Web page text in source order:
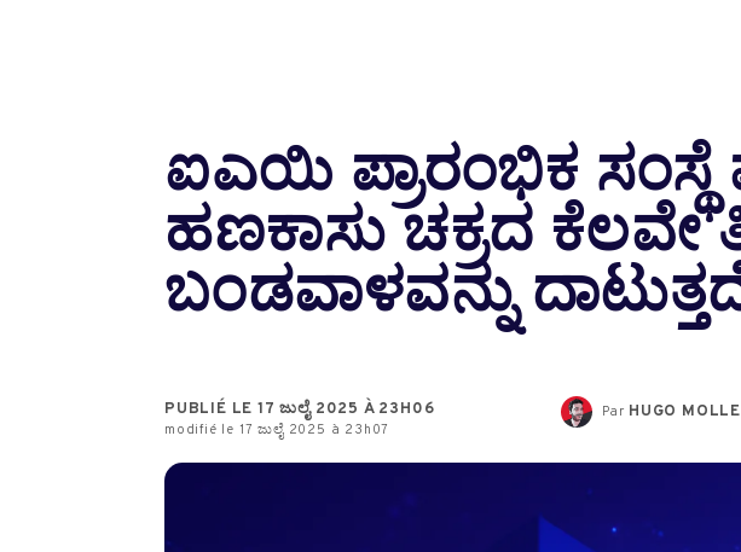
ಐಎಯಿ ಪ್ರಾರಂಭಿಕ
ಹಣಕಾಸು ಚಕ್ರದ ಕೆಲವೇ
ಬಂಡವಾಳವನ್ನು
PUBLIÉ LE 17 ಜುಲೈ 2025 À 23H06
modifié le 17 ಜುಲೈ 2025 à 23h07
Par HUGO